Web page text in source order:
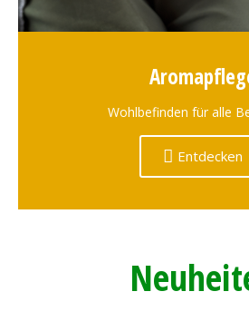
Wohlbefinden für alle
Entdecken